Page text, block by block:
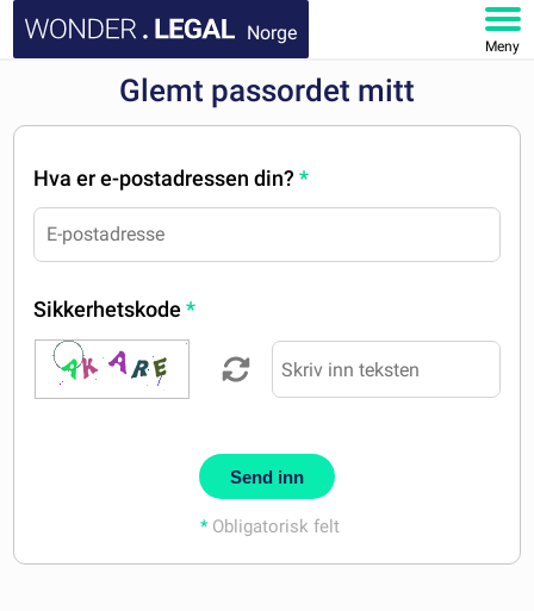
Norge
Meny
FAQ
Glemt passordet mitt
Hva er e-postadressen din? *
Sikkerhetskode *
Send inn
*Obligatorisk felt